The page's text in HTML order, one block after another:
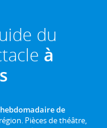
du
à
de
Pièces de théâtre,